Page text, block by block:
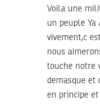
Voila une
un peuple Ya
vivement,c
nous
touche notre
demasque et
en principe